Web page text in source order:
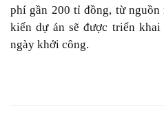
phí gần 200 tỉ đồng, từ
kiến dự án sẽ được triển
ngày khởi công.